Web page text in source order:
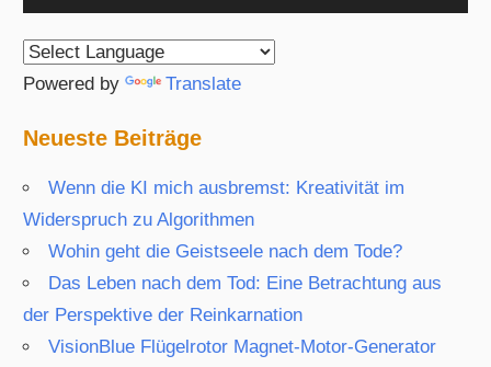
Player
Powered by Translate
Neueste Beiträge
Wenn die KI mich ausbremst: Kreativität im
Widerspruch zu Algorithmen
Wohin geht die Geistseele nach dem Tode?
Das Leben nach dem Tod: Eine Betrachtung aus
der Perspektive der Reinkarnation
VisionBlue Flügelrotor Magnet-Motor-Generator